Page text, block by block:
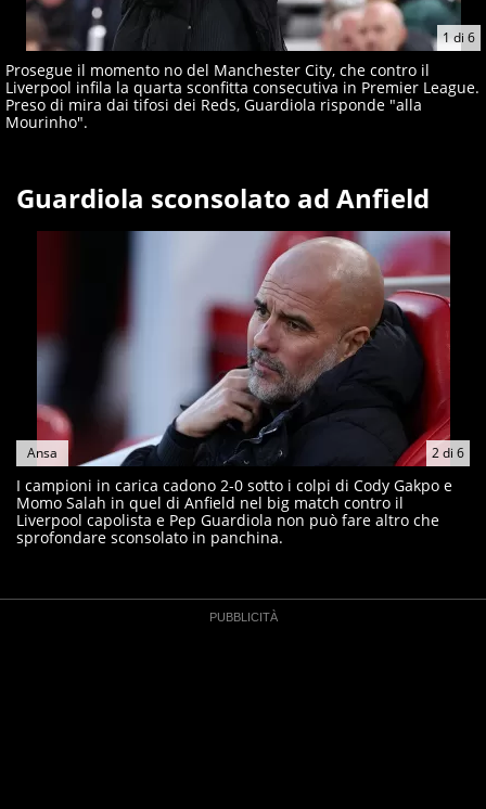
1di 6
Prosegue il momento no del Manchester City, che contro il
Liverpool infila la quarta sconfitta consecutiva in Premier League.
Preso di mira dai tifosi dei Reds, Guardiola risponde "alla
Mourinho".
Guardiola sconsolato ad Anfield
2di 6
Ansa
I campioni in carica cadono 2-0 sotto i colpi di Cody Gakpo e
Momo Salah in quel di Anfield nel big match contro il
Liverpool capolista e Pep Guardiola non può fare altro che
sprofondare sconsolato in panchina.